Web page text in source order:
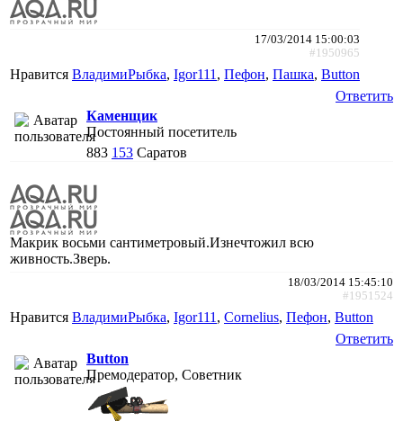
17/03/2014 15:00:03
#1950965
Нравится ВладимиРыбка, Igor111 , Пефон, Пaшкa, Button
Ответить
Каменщик
Постоянный посетитель
883 153 Саратов
Макрик восьми сантиметровый.Изнечтожил всю
живность.Зверь.
18/03/2014 15:45:10
#1951524
Нравится ВладимиРыбка, Igor111 , Cornelius, Пефон, Button
Ответить
Button
Премодератор, Советник